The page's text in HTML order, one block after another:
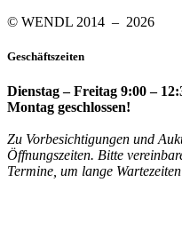
© WENDL 2014 – 2026
Geschäftszeiten
Dienstag – Freitag 9:00 –
Montag geschlossen!
Zu Vorbesichtigungen und
Öffnungszeiten. Bitte
Termine, um lange